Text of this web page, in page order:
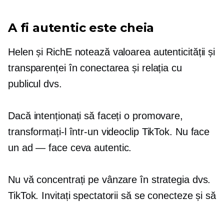
A fi autentic este cheia
Helen și RichE notează valoarea autenticității și
transparenței în conectarea și relația cu
publicul dvs.
Dacă intenționați să faceți o promovare,
transformați-l într-un videoclip TikTok. Nu face
un ad — faceceva autentic.
Nu vă concentrați pe vânzare în strategia dvs.
TikTok. Invitați spectatorii să se conecteze și să